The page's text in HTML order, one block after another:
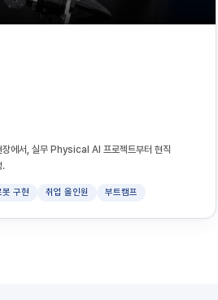
장에서, 실무 Physical AI 프로젝트부터 현직
.
봇 구현 취업 올인원 부트캠프